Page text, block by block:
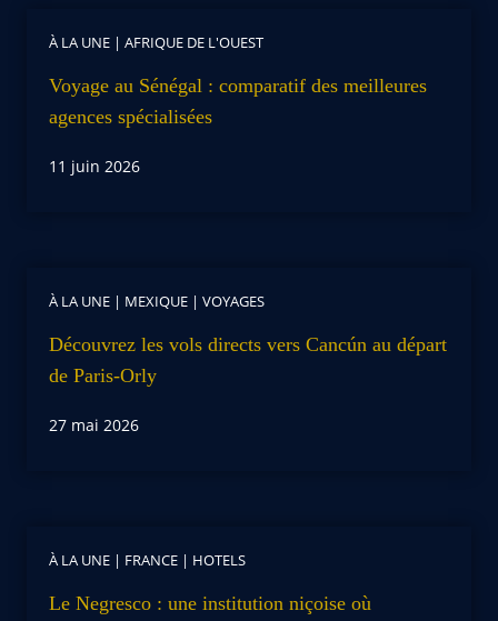
À LA UNE | AFRIQUE DE L'OUEST
Voyage au Sénégal : comparatif des meilleures
agences spécialisées
11 juin 2026
À LA UNE | MEXIQUE | VOYAGES
Découvrez les vols directs vers Cancún au départ
de Paris-Orly
27 mai 2026
À LA UNE | FRANCE | HOTELS
Le Negresco : une institution niçoise où